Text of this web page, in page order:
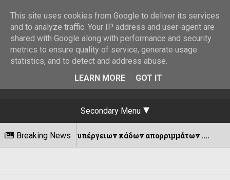
Secondary Menu
Breaking News
υπέργειων κάδων απορριμμάτων ....
This site uses cookies from Google to deliver its services
and to analyze traffic. Your IP address and user-agent are
shared with Google along with performance and security
metrics to ensure quality of service, generate usage
statistics, and to detect and address abuse.
LEARN MORE
GOT IT